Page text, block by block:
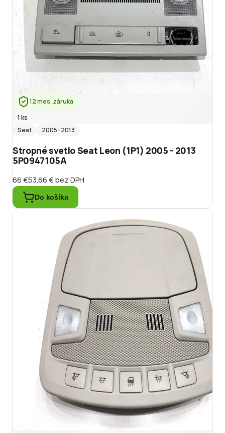
12 mes. záruka
1 ks
Seat
2005–2013
Stropné svetlo Seat Leon (1P1) 2005 - 2013
5P0947105A
66 €53.66 €bez DPH
Do košíka